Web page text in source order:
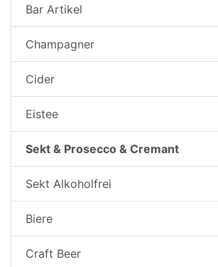
Bar Artikel
Champagner
Cider
Eistee
Sekt & Prosecco & Cremant
Sekt Alkoholfrei
Biere
Craft Beer